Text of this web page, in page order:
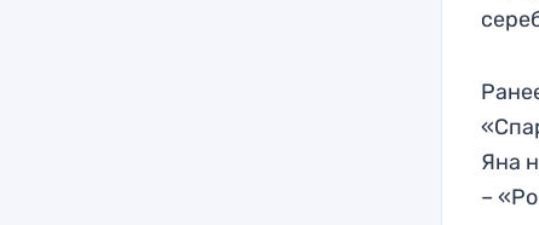
Яна
–